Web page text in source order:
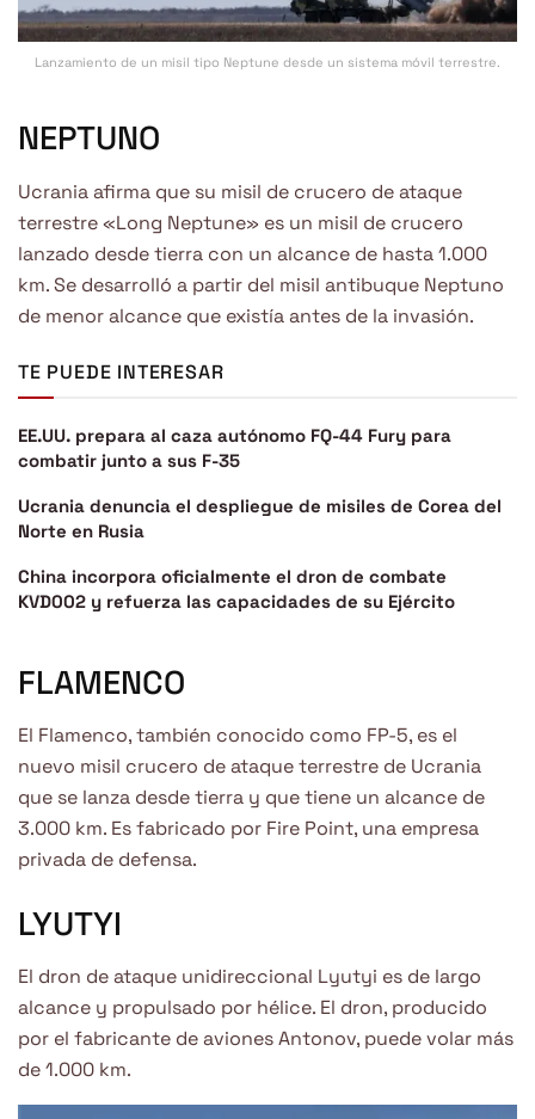
Lanzamiento de un misil tipo Neptune desde un sistema móvil terrestre.
NEPTUNO
Ucrania afirma que su misil de crucero de ataque
terrestre «Long Neptune» es un misil de crucero
lanzado desde tierra con un alcance de hasta 1.000
km. Se desarrolló a partir del misil antibuque Neptuno
de menor alcance que existía antes de la invasión.
TE PUEDE INTERESAR
EE.UU. prepara al caza autónomo FQ-44 Fury para
combatir junto a sus F-35
Ucrania denuncia el despliegue de misiles de Corea del
Norte en Rusia
China incorpora oficialmente el dron de combate
KVD002 y refuerza las capacidades de su Ejército
FLAMENCO
El Flamenco, también conocido como FP-5, es el
nuevo misil crucero de ataque terrestre de Ucrania
que se lanza desde tierra y que tiene un alcance de
3.000 km. Es fabricado por Fire Point, una empresa
privada de defensa.
LYUTYI
El dron de ataque unidireccional Lyutyi es de largo
alcance y propulsado por hélice. El dron, producido
por el fabricante de aviones Antonov, puede volar más
de 1.000 km.